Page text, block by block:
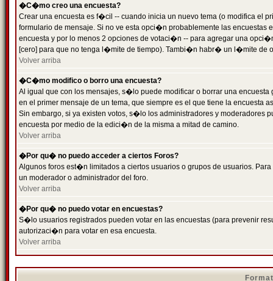
�C�mo creo una encuesta?
Crear una encuesta es f�cil -- cuando inicia un nuevo tema (o modifica el
formulario de mensaje. Si no ve esta opci�n probablemente las
encuesta y por lo menos 2 opciones de votaci�n -- para agregar una
[cero] para que no tenga l�mite de tiempo). Tambi�n habr� un l�mite de
Volver arriba
�C�mo modifico o borro una encuesta?
Al igual que con los mensajes, s�lo puede modificar o borrar una
en el primer mensaje de un tema, que siempre es el que tiene la encuesta
Sin embargo, si ya existen votos, s�lo los administradores y moderadores
encuesta por medio de la edici�n de la misma a mitad de camino.
Volver arriba
�Por qu� no puedo acceder a ciertos Foros?
Algunos foros est�n limitados a ciertos usuarios o grupos de usuarios.
un moderador o administrador del foro.
Volver arriba
�Por qu� no puedo votar en encuestas?
S�lo usuarios registrados pueden votar en las encuestas (para prevenir
autorizaci�n para votar en esa encuesta.
Volver arriba